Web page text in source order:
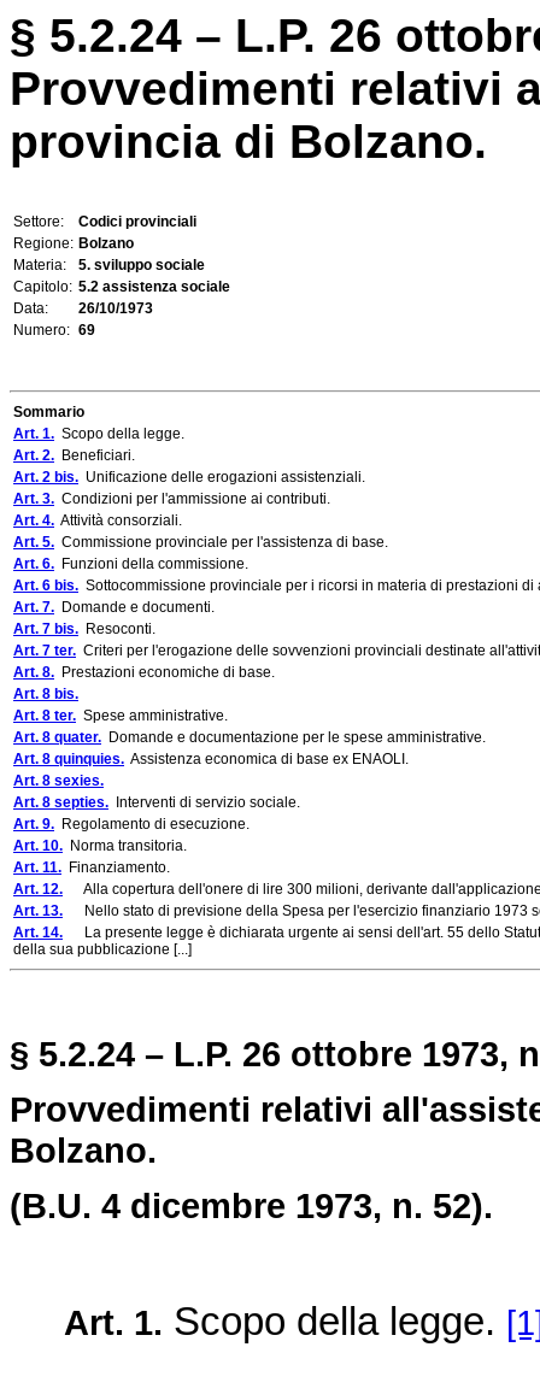
§ 5.2.24 – L.P. 26
Provvedimenti relativi
provincia di Bolzano.
Settore:
Codici provinciali
Regione: Bolzano
Materia:
5. sviluppo sociale
Capitolo: 5.2 assistenza sociale
Data:
26/10/1973
Numero: 69
Sommario
Art. 1. Scopo della legge.
Art. 2. Beneficiari.
Art. 2 bis. Unificazione delle erogazioni assistenziali.
Art. 3. Condizioni per l'ammissione ai contributi.
Art. 4. Attività consorziali.
Art. 5. Commissione provinciale per l'assistenza di base.
Art. 6. Funzioni della commissione.
Art. 6 bis. Sottocommissione provinciale per i ricorsi in materia di prestazioni di
Art. 7. Domande e documenti.
Art. 7 bis. Resoconti.
Art. 7 ter. Criteri per l'erogazione delle sovvenzioni provinciali destinate
Art. 8. Prestazioni economiche di base.
Art. 8 bis.
Art. 8 ter. Spese amministrative.
Art. 8 quater. Domande e documentazione per le spese amministrative.
Art. 8 quinquies. Assistenza economica di base ex ENAOLI.
Art. 8 sexies.
Art. 8 septies. Interventi di servizio sociale.
Art. 9. Regolamento di esecuzione.
Art. 10. Norma transitoria.
Art. 11. Finanziamento.
Art. 12. Alla copertura dell'onere di lire 300 milioni, derivante
Art. 13. Nello stato di previsione della Spesa per l'esercizio finanziario 1973
Art. 14. La presente legge è dichiarata urgente ai sensi dell'art. 55 dello
della sua pubblicazione [...]
§ 5.2.24 – L.P. 26 ottobre 1973,
Provvedimenti relativi
Bolzano.
(B.U. 4 dicembre 1973, n. 52).
Art. 1. Scopo della legge.